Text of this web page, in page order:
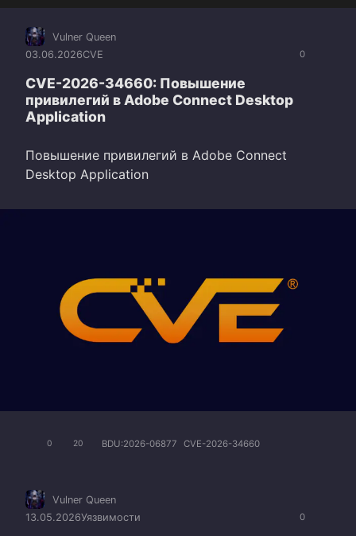
0
Vulner Queen
03.06.2026CVE
CVE-2026-34660: Повышение
привилегий в Adobe Connect Desktop
Application
Повышение привилегий в Adobe Connect
Desktop Application
0 20 BDU:2026-06877 CVE-2026-34660
0
Vulner Queen
13.05.2026Уязвимости